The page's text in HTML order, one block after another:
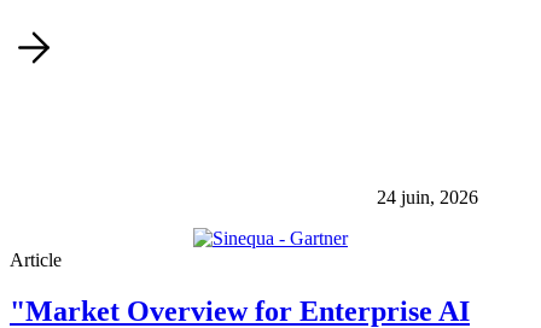
24 juin, 2026
Article
"Market Overview for Enterprise AI